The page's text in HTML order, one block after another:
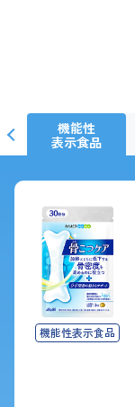
機能性
表示食品
機能性表示食品